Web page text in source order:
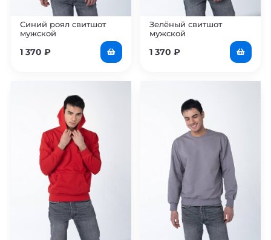
Синий роял свитшот
мужской
1 370 ₽
Зелёный свитшот
мужской
1 370 ₽